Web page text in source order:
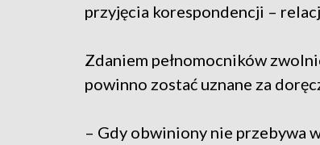
przyjęcia korespondencji –
Zdaniem pełnomocników
powinno zostać uznane za
– Gdy obwiniony nie przebywa